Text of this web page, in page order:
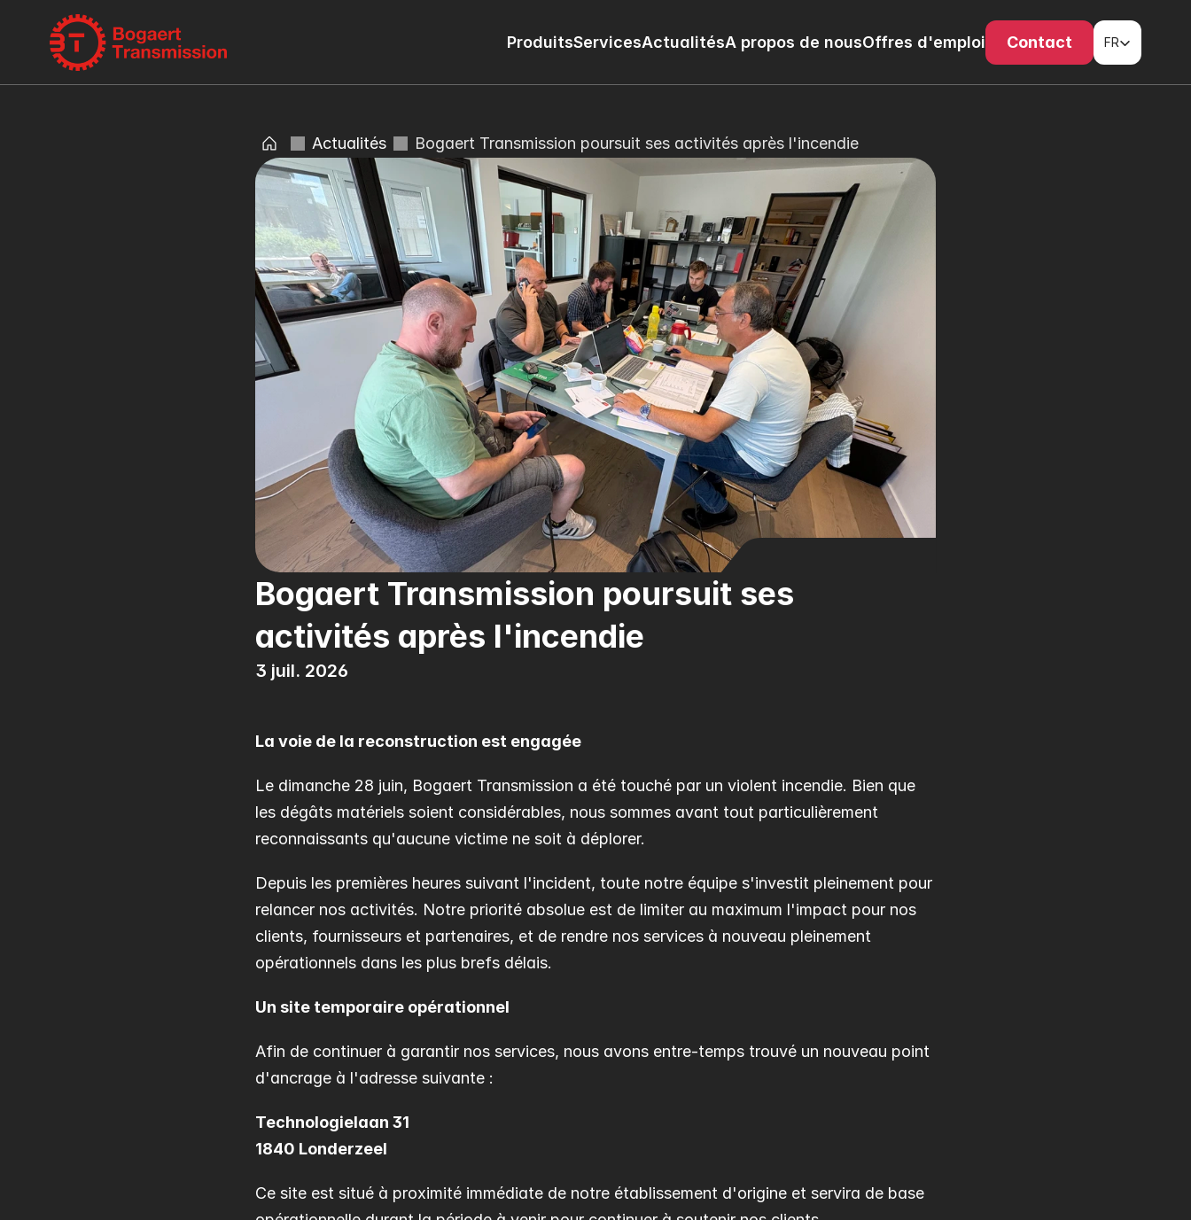
ProduitsServicesActualitésA propos de nousOffres d'emploi Contact
Select Language
FR
Actualités Bogaert Transmission poursuit ses activités après l'incendie
Bogaert Transmission poursuit ses
activités après l'incendie
3 juil. 2026
La voie de la reconstruction est engagée
Le dimanche 28 juin, Bogaert Transmission a été touché par un violent incendie. Bien que
les dégâts matériels soient considérables, nous sommes avant tout particulièrement
reconnaissants qu'aucune victime ne soit à déplorer.
Depuis les premières heures suivant l'incident, toute notre équipe s'investit pleinement pour
relancer nos activités. Notre priorité absolue est de limiter au maximum l'impact pour nos
clients, fournisseurs et partenaires, et de rendre nos services à nouveau pleinement
opérationnels dans les plus brefs délais.
Un site temporaire opérationnel
Afin de continuer à garantir nos services, nous avons entre-temps trouvé un nouveau point
d'ancrage à l'adresse suivante :
Technologielaan 31
1840 Londerzeel
Ce site est situé à proximité immédiate de notre établissement d'origine et servira de base